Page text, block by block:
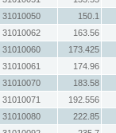
31010050
150.1
31010062
163.56
31010060
173.425
31010061
174.96
31010070
183.58
31010071
192.556
31010080
222.85